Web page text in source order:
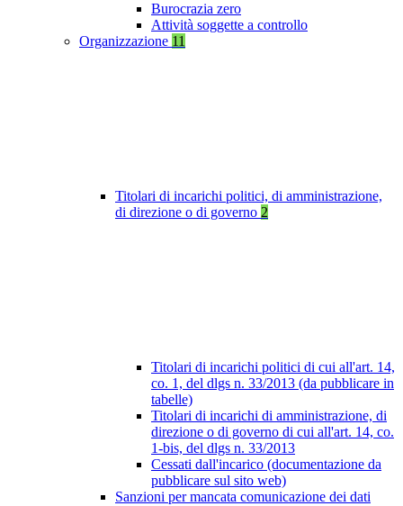
Burocrazia zero
Attività soggette a controllo
Organizzazione 11
Titolari di incarichi politici, di amministrazione,
di direzione o di governo 2
Titolari di incarichi politici di cui all'art. 14,
co. 1, del dlgs n. 33/2013 (da pubblicare in
tabelle)
Titolari di incarichi di amministrazione, di
direzione o di governo di cui all'art. 14, co.
1-bis, del dlgs n. 33/2013
Cessati dall'incarico (documentazione da
pubblicare sul sito web)
Sanzioni per mancata comunicazione dei dati